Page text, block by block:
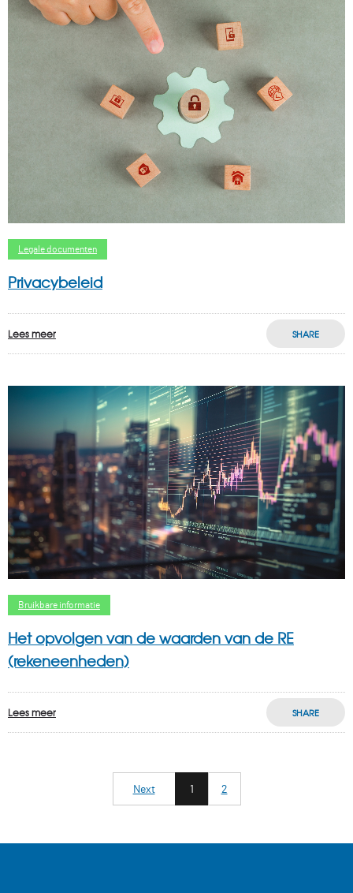
Legale documenten
Privacybeleid
Lees meer SHARE
Bruikbare informatie
Het opvolgen van de waarden van de RE
(rekeneenheden)
Lees meer SHARE
Next 1 2